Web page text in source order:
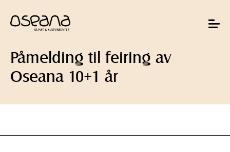
innhold
navigasjon
Toggle
Påmelding til feiring av
Oseana 10+1 år